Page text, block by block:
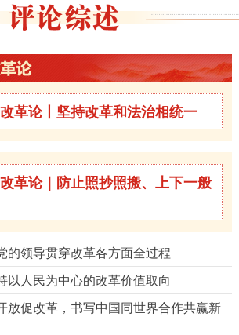
革论丨坚持改革和法治相统一
革论｜防止照抄照搬、上下一般
的领导贯穿改革各方面全过程
以人民为中心的改革价值取向
放促改革，书写中国同世界合作共赢新